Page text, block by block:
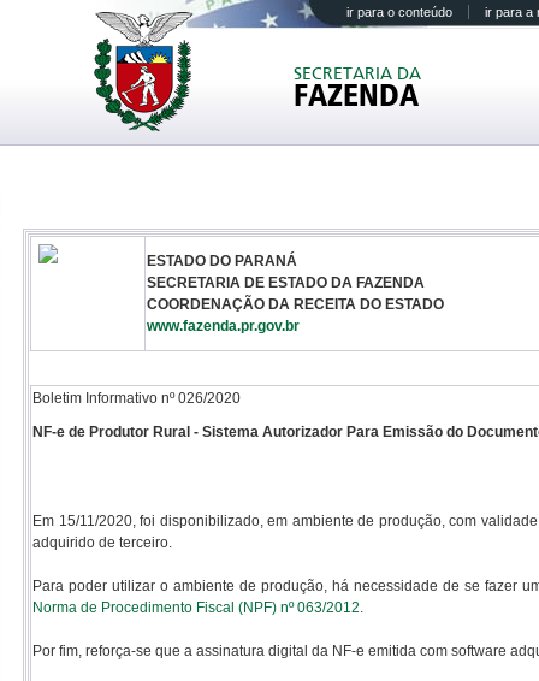
ir para o conteúdo ir para a
SECRETARIA DA
FAZENDA
ESTADO DO PARANÁ
SECRETARIA DE ESTADO DA FAZENDA
COORDENAÇÃO DA RECEITA DO ESTADO
www.fazenda.pr.gov.br
Boletim Informativo nº 026/2020
NF-e de Produtor Rural - Sistema Autorizador Para Emissão do
Em 15/11/2020, foi disponibilizado, em ambiente de produção, com
adquirido de terceiro.
Para poder utilizar o ambiente de produção, há necessidade de se fazer
Norma de Procedimento Fiscal (NPF) nº 063/2012.
Por fim, reforça-se que a assinatura digital da NF-e emitida com software